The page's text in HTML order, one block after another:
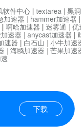
下载
软件中心 | textarea | 黑
加速器 | hammer加速器
| 啊哈加速器 | 迷雾通 | 优
速器 | anycast加速器 |
速器 | 白石山 | 小牛加速
| 海鸥加速器 | 芒果加速